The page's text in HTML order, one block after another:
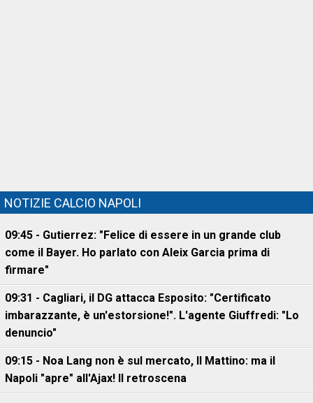
NOTIZIE CALCIO NAPOLI
09:45 - Gutierrez: "Felice di essere in un grande club
come il Bayer. Ho parlato con Aleix Garcia prima di
firmare"
09:31 - Cagliari, il DG attacca Esposito: "Certificato
imbarazzante, è un'estorsione!". L'agente Giuffredi: "Lo
denuncio"
09:15 - Noa Lang non è sul mercato, Il Mattino: ma il
Napoli "apre" all'Ajax! Il retroscena